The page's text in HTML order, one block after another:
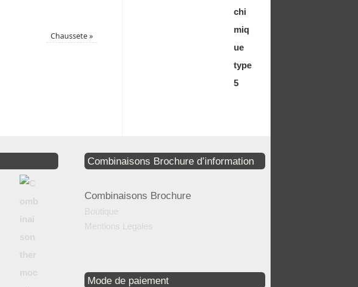
Chaussete»
Combinaisons Brochure d’information
Combinaisons Brochure
Boutique
Mentions Legales
Mode de paiement